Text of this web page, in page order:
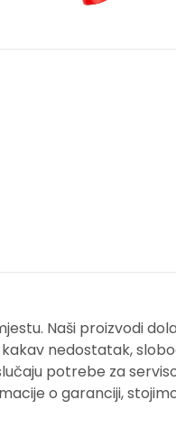
Naši proizvodi
nedostatak,
potrebe za
o garanciji,